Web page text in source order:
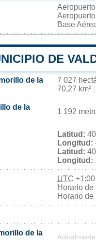
Base
DE
de la
7 027
70,27 km²
de la
1 192
Latitud:
Longitud:
Latitud:
Longitud:
UTC
Horario de
Horario
de la